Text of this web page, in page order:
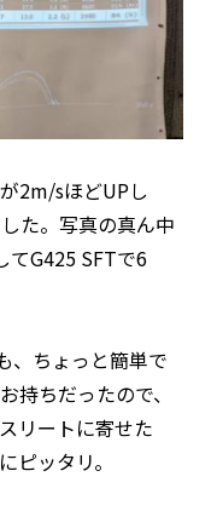
2m/sほどUPし
た。写真の真ん中
てG425 SFTで6
、ちょっと簡単で
持ちだったので、
リートに寄せた
ピッタリ。